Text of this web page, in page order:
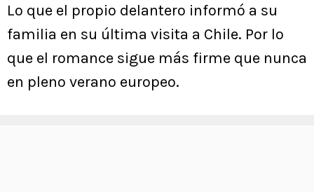
Lo que el propio delantero informó a su
familia en su última visita a Chile. Por lo
que el romance sigue más firme que nunca
en pleno verano europeo.